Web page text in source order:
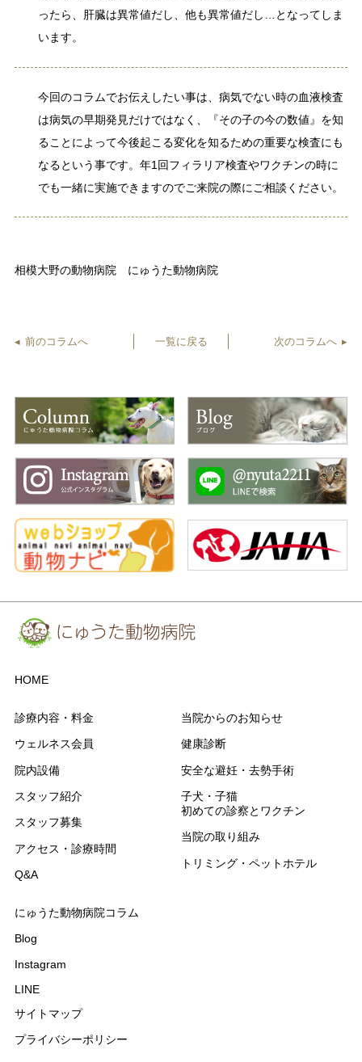
ったら、肝臓は異常値だし、他も異常値だし…となってしま
います。
今回のコラムでお伝えしたい事は、病気でない時の血液検査
は病気の早期発見だけではなく、『その子の今の数値』を知
ることによって今後起こる変化を知るための重要な検査にも
なるという事です。年1回フィラリア検査やワクチンの時に
でも一緒に実施できますのでご来院の際にご相談ください。
相模大野の動物病院 にゅうた動物病院
前のコラムへ 一覧に戻る 次のコラムへ
HOME
診療内容・料金
ウェルネス会員
院内設備
スタッフ紹介
スタッフ募集
アクセス・診療時間
Q&A
当院からのお知らせ
健康診断
安全な避妊・去勢手術
子犬・子猫
初めての診察とワクチン
当院の取り組み
トリミング・ペットホテル
にゅうた動物病院コラム
Blog
Instagram
LINE
サイトマップ
プライバシーポリシー